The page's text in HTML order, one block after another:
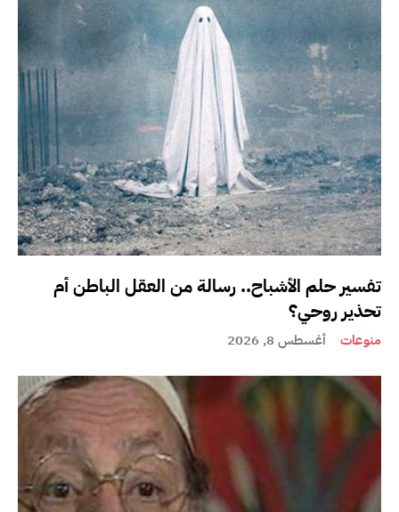
تفسير حلم الأشباح.. رسالة من العقل الباطن أم
تحذير روحي؟
منوعات أغسطس 8, 2026